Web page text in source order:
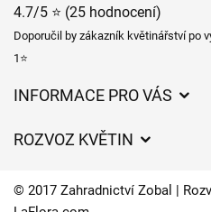
4.7/5 ⭐ (25 hodnocení)
Doporučil by zákazník květinářství po
1⭐
INFORMACE PRO VÁS
Často kladené dotazy
ROZVOZ KVĚTIN
Zahradnické služby
© 2017 Zahradnictví Zobal |